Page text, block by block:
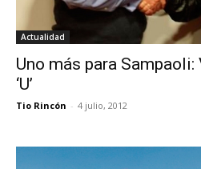
Actualidad
Uno más para
‘U’
Tio Rincón - 4 julio, 2012